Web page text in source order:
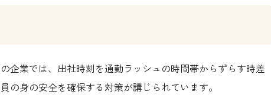
企業では、出社時刻を通勤ラッシュの時間帯からずらす時差
の身の安全を確保する対策が講じられています。